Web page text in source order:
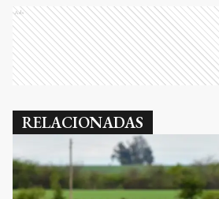
Ads
RELACIONADAS